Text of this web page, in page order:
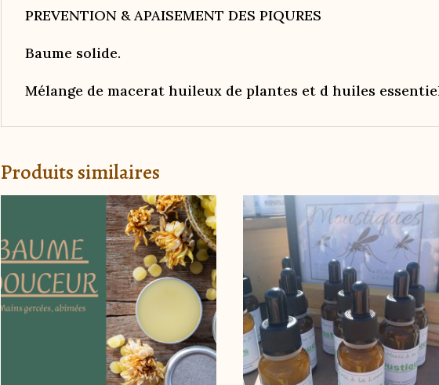
PREVENTION & APAISEMENT DES PIQURES
Baume solide.
Mélange de macerat huileux de plantes et d huiles
Produits similaires